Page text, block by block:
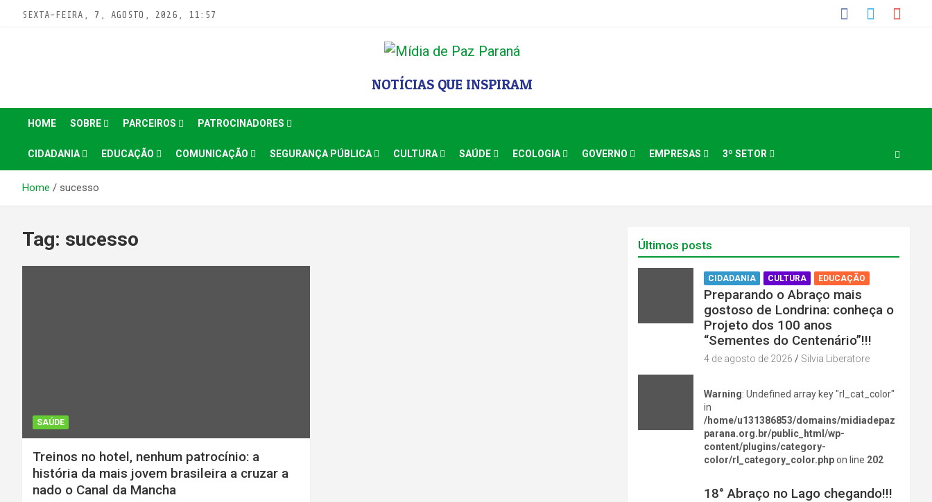
SEXTA-FEIRA, 7, AGOSTO, 2026, 11:57
NOTÍCIAS QUE INSPIRAM
HOME SOBRE PARCEIROS PATROCINADORES
CIDADANIA EDUCAÇÃO COMUNICAÇÃO SEGURANÇA PÚBLICA CULTURA SAÚDE ECOLOGIA GOVERNO EMPRESAS 3º SETOR
Home sucesso
Tag: sucesso
SAÚDE
Treinos no hotel, nenhum patrocínio: a
história da mais jovem brasileira a cruzar a
nado o Canal da Mancha
Últimos posts
CIDADANIA CULTURA EDUCAÇÃO
Preparando o Abraço mais
gostoso de Londrina: conheça o
Projeto dos 100 anos
“Sementes do Centenário”!!!
4 de agosto de 2026 Silvia Liberatore
Warning: Undefined array key "rl_cat_color"
in
/home/u131386853/domains/midiadepaz
parana.org.br/public_html/wp-
content/plugins/category-
color/rl_category_color.phpon line 202
18° Abraço no Lago chegando!!!